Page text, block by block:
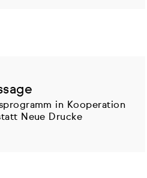
in Kooperation
Neue Drucke